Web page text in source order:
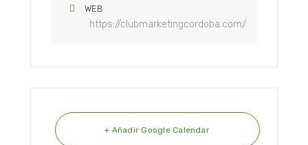
WEB
https://clubmarketingcordoba.com/
+ Añadir Google Calendar